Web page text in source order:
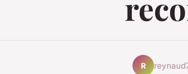
R reynaud